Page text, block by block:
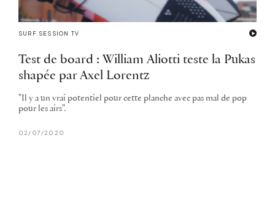
SURF SESSION TV
Test de board : William Aliotti teste la Pukas
shapée par Axel Lorentz
"Il y a un vrai potentiel pour cette planche avec pas mal de pop
pour les airs".
02/07/2020